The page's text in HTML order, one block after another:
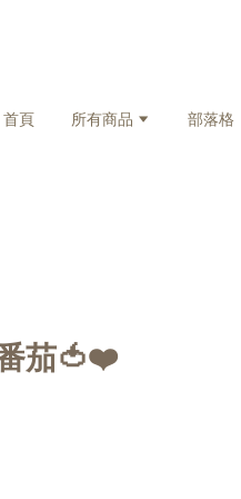
首頁 所有商品 部落格
茄🍅❤️